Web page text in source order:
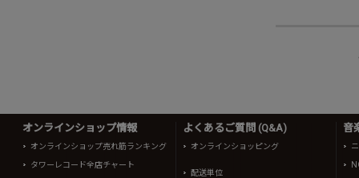
オンラインショップ情報
オンラインショップ売れ筋ランキング
タワーレコード全店チャート
よくあるご質問 (Q&A)
オンラインショッピング
配送単位
音